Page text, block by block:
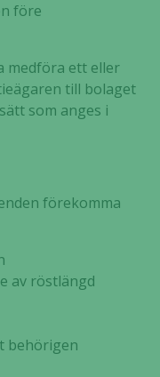
före
medföra ett eller
till bolaget
som anges i
förekomma
av röstlängd
behörigen
bort. De
för
hemsidan
att vi ska